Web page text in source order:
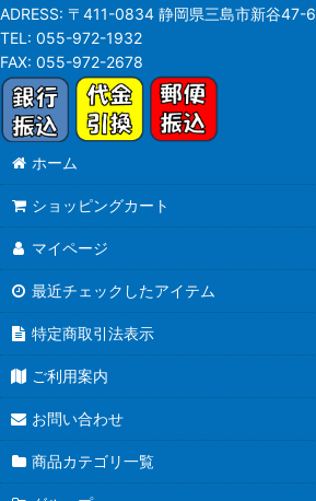
ADRESS: 〒411-0834 静岡県三島市新谷47-6
TEL: 055-972-1932
FAX: 055-972-2678
ホーム
ショッピングカート
マイページ
最近チェックしたアイテム
特定商取引法表示
ご利用案内
お問い合わせ
商品カテゴリ一覧